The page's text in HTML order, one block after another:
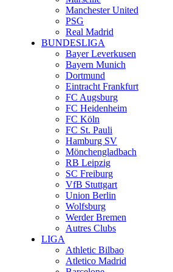
Manchester United
PSG
Real Madrid
BUNDESLIGA
Bayer Leverkusen
Bayern Munich
Dortmund
Eintracht Frankfurt
FC Augsburg
FC Heidenheim
FC Köln
FC St. Pauli
Hamburg SV
Mönchengladbach
RB Leipzig
SC Freiburg
VfB Stuttgart
Union Berlin
Wolfsburg
Werder Bremen
Autres Clubs
LIGA
Athletic Bilbao
Atletico Madrid